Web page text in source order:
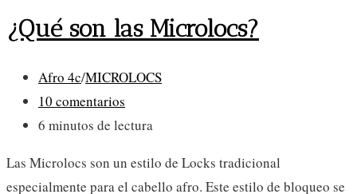
¿Qué son las Microlocs?
Categoría
de
la
Afro 4c/MICROLOCS
Comentarios
de
entrada:
10 comentarios
Tiempo
lectura:
6 minutos de lectura
Las Microlocs son un estilo de Locks tradicional
especialmente para el cabello afro. Este estilo de bloqueo se